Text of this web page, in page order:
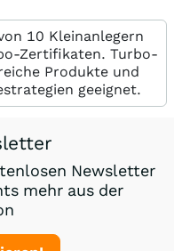
10 Kleinanlegern
Zertifikaten. Turbo-
Produkte und
geeignet.
Newsletter
mehr aus der